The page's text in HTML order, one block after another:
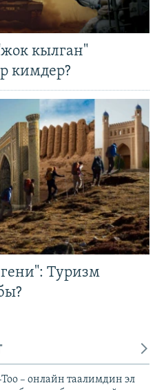
кылган"
кимдер?
Туризм
– онлайн таалимдин эл